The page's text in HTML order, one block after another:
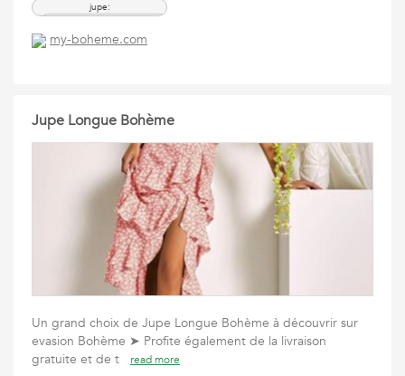
jupe:
jupe courte:jupe longue
my-boheme.com
Jupe Longue Bohème
Un grand choix de Jupe Longue Bohème à découvrir sur
evasion Bohème ➤ Profite également de la livraison
gratuite et de t
read more